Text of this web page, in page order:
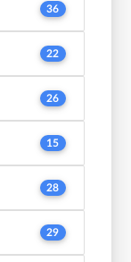
36
22
26
15
28
29